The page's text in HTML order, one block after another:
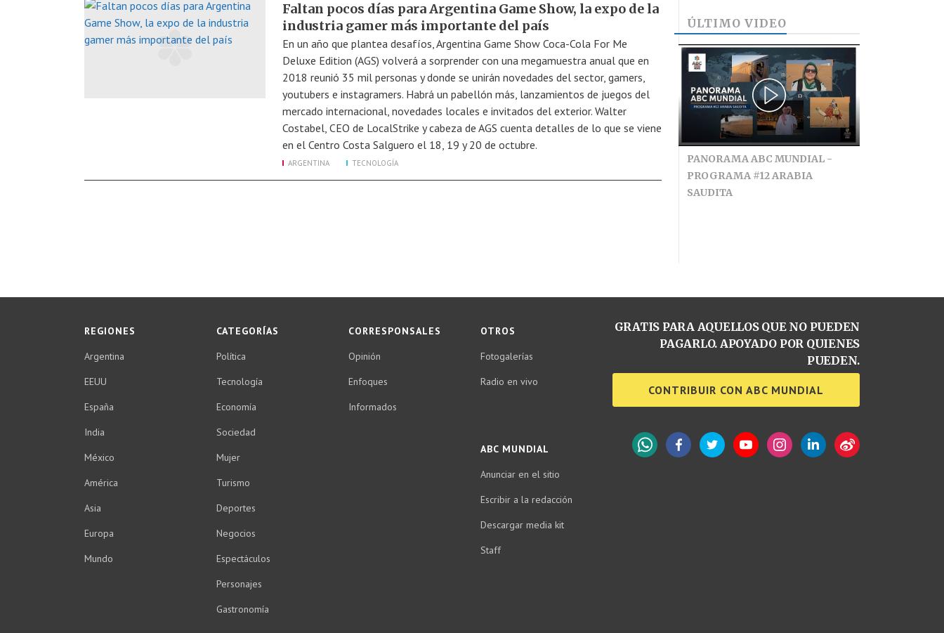
Faltan pocos días para Argentina Game Show, la expo de la
industria gamer más importante del país
En un año que plantea desafíos, Argentina Game Show Coca-Cola For Me
Deluxe Edition (AGS) volverá a sorprender con una megamuestra anual que en
2018 reunió 35 mil personas y donde se unirán novedades del sector, gamers,
youtubers e instagramers. Habrá un pabellón más, lanzamientos de juegos del
mercado internacional, novedades locales e invitados del exterior. Walter
Costabel, CEO de LocalStrike y cabeza de AGS cuenta detalles de lo que se viene
en el Centro Costa Salguero el 18, 19 y 20 de octubre.
ARGENTINA TECNOLOGÍA
ÚLTIMO VIDEO
PANORAMA ABC MUNDIAL -
PROGRAMA #12 ARABIA
SAUDITA
REGIONES
Argentina
EEUU
España
India
México
América
Asia
Europa
Mundo
CATEGORÍAS
Política
Tecnología
Economía
Sociedad
Mujer
Turismo
Deportes
Negocios
Espectáculos
Personajes
Gastronomía
CORRESPONSALES
Opinión
Enfoques
Informados
OTROS
Fotogalerías
Radio en vivo
ABC MUNDIAL
Anunciar en el sitio
Escribir a la redacción
Descargar media kit
Staff
GRATIS PARA AQUELLOS QUE NO PUEDEN
PAGARLO. APOYADO POR QUIENES
PUEDEN.
CONTRIBUIR CON ABC MUNDIAL